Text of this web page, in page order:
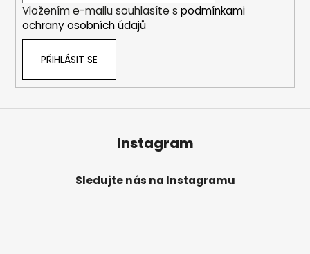
Vložením e-mailu souhlasíte s podmínkami
ochrany osobních údajů
PŘIHLÁSIT SE
Instagram
Sledujte nás na Instagramu